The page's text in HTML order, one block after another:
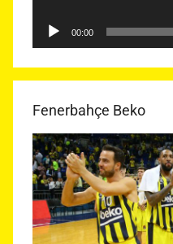
00:00
Fenerbahçe Beko